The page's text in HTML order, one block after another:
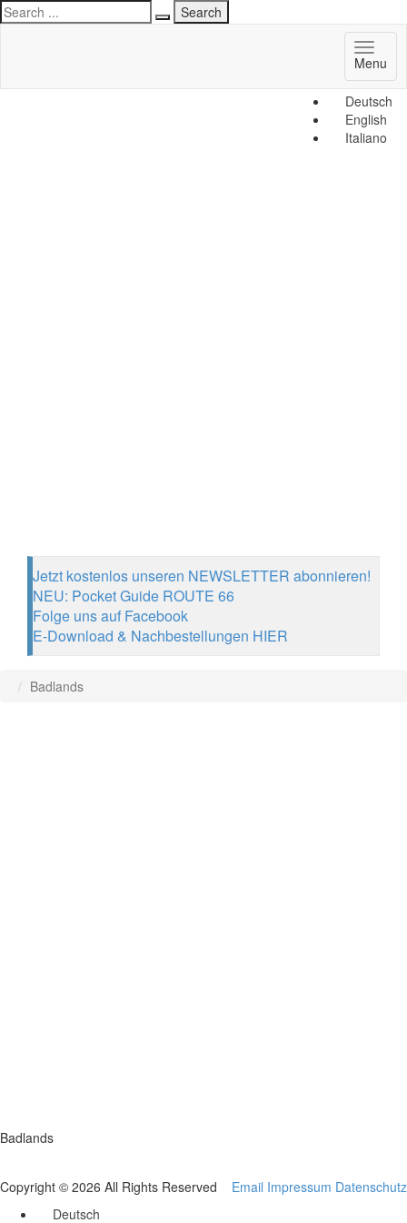
Deutsch
English
Italiano
Menu
Jetzt kostenlos unseren NEWSLETTER abonnieren!
NEU: Pocket Guide ROUTE 66
Folge uns auf Facebook
E-Download & Nachbestellungen HIER
Badlands
Badlands
Copyright © 2026 All Rights Reserved Email Impressum Datenschutz
Deutsch